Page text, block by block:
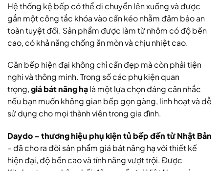
Hệ thống kệ bếp có thể di chuyển lên xuống và được
gắn một công tắc khóa vào cần kéo nhằm đảm bảo an
toàn tuyệt đối. Sản phẩm được làm từ nhôm có độ bền
cao, có khả năng chống ăn mòn và chịu nhiệt cao.
Căn bếp hiện đại không chỉ cần đẹp mà còn phải tiện
nghi và thông minh. Trong số các phụ kiện quan
trọng,giá bát nâng hạlà một lựa chọn đáng cân nhắc
nếu bạn muốn không gian bếp gọn gàng, linh hoạt và dễ
sử dụng cho mọi thành viên trong gia đình.
Daydo – thương hiệu phụ kiện tủ bếp đến từ Nhật Bản
– đã cho ra đời sản phẩm giá bát nâng hạ với thiết kế
hiện đại, độ bền cao và tính năng vượt trội. Được